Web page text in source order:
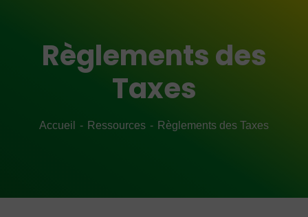
Règlements des
Taxes
Accueil Ressources Règlements des Taxes